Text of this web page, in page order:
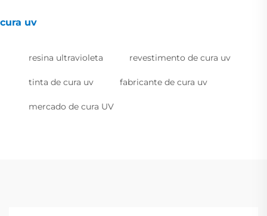
cura uv
resina ultravioleta revestimento de cura uv
tinta de cura uv fabricante de cura uv
mercado de cura UV